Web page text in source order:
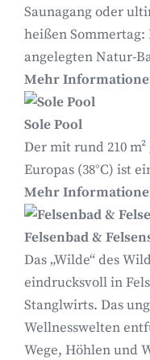
Saunagang oder
heißen
angelegten Natur-
Mehr
Sole Pool
Der mit rund 210
Europas (38°C) ist
Mehr
Felsenbad &
Das „Wilde“ des
eindrucksvoll in
Stanglwirts. Das
Wellnesswelten
Wege, Höhlen und